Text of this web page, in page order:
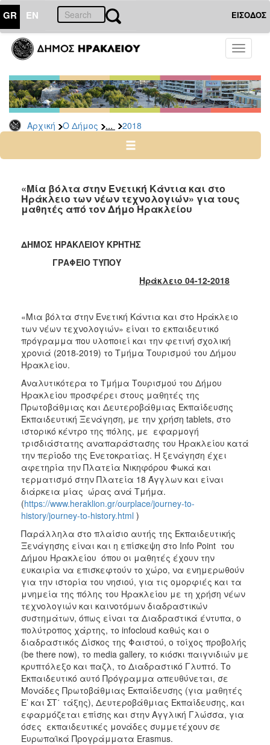
GR EN ΕΙΣΟΔΟΣ
Toggle
Αρχική Ο Δήμος ... 2018
ΔΗΜΟΣ
Δελτία
Τύπου
Αρχείο
2026
2024
2022
2021
2015
2013
2012
2011
2010
2006
ΤΟΠΟΣ
ΠΟΛΙΤΙΣΜΟΣ
ΑΝΘΕΚΤΙΚΗ
ΠΟΛΗ
«Μία βόλτα στην Ενετική Κάντια και στο
Ηράκλειο των νέων τεχνολογιών» για τους
μαθητές από τον Δήμο Ηρακλείου
ΔΗΜΟΣ ΗΡΑΚΛΕΙΟΥ ΚΡΗΤΗΣ
ΓΡΑΦΕΙΟ ΤΥΠΟΥ
Ηράκλειο 04-12-2018
«Μια βόλτα στην Ενετική Κάντια και στο Ηράκλειο
των νέων τεχνολογιών» είναι το εκπαιδευτικό
πρόγραμμα που υλοποιεί και την φετινή σχολική
χρονιά (2018-2019) το Τμήμα Τουρισμού του Δήμου
Ηρακλείου.
Αναλυτικότερα το Τμήμα Τουρισμού του Δήμου
Ηρακλείου προσφέρει στους μαθητές της
Πρωτοβάθμιας και Δευτεροβάθμιας Εκπαίδευσης
Εκπαιδευτική Ξενάγηση, με την χρήση tablets, στο
ιστορικό κέντρο της πόλης, με εφαρμογή
τρισδιάστατης αναπαράστασης του Ηρακλείου κατά
την περίοδο της Ενετοκρατίας. Η ξενάγηση έχει
αφετηρία την Πλατεία Νικηφόρου Φωκά και
τερματισμό στην Πλατεία 18 Άγγλων και είναι
διάρκεια μίας ώρας ανά Τμήμα.
(https://www.heraklion.gr/ourplace/journey-to-
history/journey-to-history.html )
Παράλληλα στο πλαίσιο αυτής της Εκπαιδευτικής
Ξενάγησης είναι και η επίσκεψη στο Info Point του
Δήμου Ηρακλείου όπου οι μαθητές έχουν την
ευκαιρία να επισκεφτούν το χώρο, να ενημερωθούν
για την ιστορία του νησιού, για τις ομορφιές και τα
μνημεία της πόλης του Ηρακλείου με τη χρήση νέων
τεχνολογιών και καινοτόμων διαδραστικών
συστημάτων, όπως είναι τα Διαδραστικά έντυπα, ο
πολύτροπος χάρτης, το infocloud καθώς και ο
διαδραστικός Δίσκος της Φαιστού, ο τοίχος προβολής
(be there now), το media gallery, το κιόσκι παιγνιδιών με
κρυπτόλεξο και παζλ, το Διαδραστικό Γλυπτό. Το
Εκπαιδευτικό αυτό Πρόγραμμα απευθύνεται, σε
Μονάδες Πρωτοβάθμιας Εκπαίδευσης (για μαθητές
Ε’ και ΣΤ΄ τάξης), Δευτεροβάθμιας Εκπαίδευσης, και
εφαρμόζεται επίσης και στην Αγγλική Γλώσσα, για
όσες εκπαιδευτικές μονάδες συμμετέχουν σε
Ευρωπαϊκά Προγράμματα Erasmus.